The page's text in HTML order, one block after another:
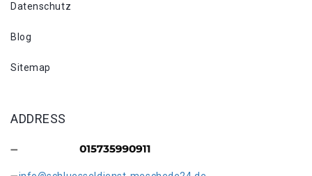
Datenschutz
Blog
Sitemap
ADDRESS